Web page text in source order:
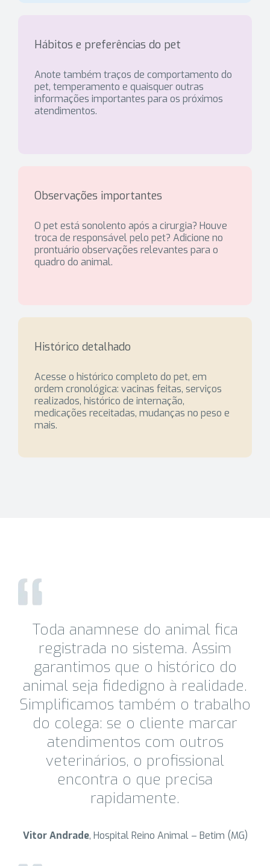
Hábitos e preferências do pet
Anote também traços de comportamento do
pet, temperamento e quaisquer outras
informações importantes para os próximos
atendimentos.
Observações importantes
O pet está sonolento após a cirurgia? Houve
troca de responsável pelo pet? Adicione no
prontuário observações relevantes para o
quadro do animal.
Histórico detalhado
Acesse o histórico completo do pet, em
ordem cronológica: vacinas feitas, serviços
realizados, histórico de internação,
medicações receitadas, mudanças no peso e
mais.
Toda anamnese do animal fica
registrada no sistema. Assim
garantimos que o histórico do
animal seja fidedigno à realidade.
Simplificamos também o trabalho
do colega: se o cliente marcar
atendimentos com outros
veterinários, o profissional
encontra o que precisa
rapidamente.
Vitor Andrade, Hospital Reino Animal – Betim (MG)